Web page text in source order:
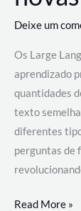
Deixe um
Os Large
aprendizado
quantidades
texto
diferentes
perguntas de
Large
Read More »